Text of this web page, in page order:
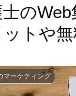
の
ットや
マーケティング